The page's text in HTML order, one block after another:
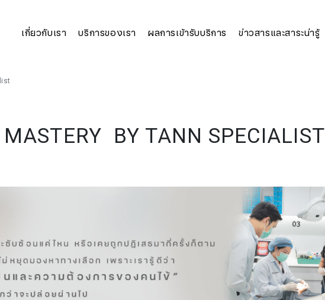
เกี่ยวกับเรา บริการของเรา ผลการเข้ารับบริการ ข่าวสารและสาระน่ารู้
MASTERY BY TANN SPECIALIST